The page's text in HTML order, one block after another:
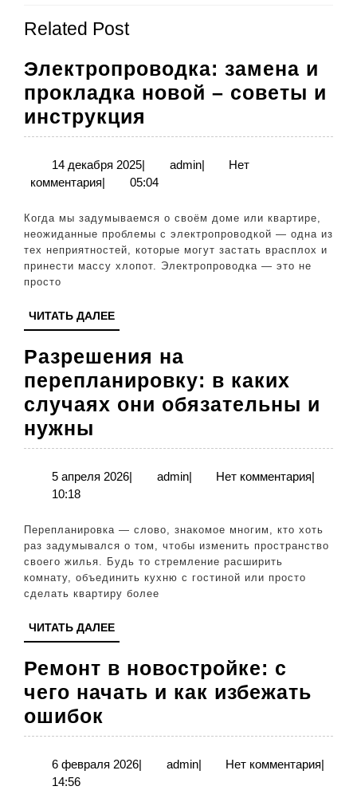
записям
запись:
Related Post
Электропроводка: замена и
прокладка новой – советы и
инструкция
замена
прокладка
новой
–
советы
14 декабря 202514
декабря
| adminadmin
|
Нет
комментария| 05:04
Когда мы задумываемся о своём доме или квартире,
неожиданные проблемы с электропроводкой — одна из
тех неприятностей, которые могут застать врасплох и
принести массу хлопот. Электропроводка — это не
просто
ЧИТАТЬ ДАЛЕЕЧИТАТЬ
ДАЛЕЕ
Разрешения на
перепланировку: в каких
случаях они обязательны и
нужны
на
перепланировку:
каких
случаях
они
обязательны
и
нужны
5 апреля 20265| adminadmin
| Нет комментария|
10:18
Перепланировка — слово, знакомое многим, кто хоть
раз задумывался о том, чтобы изменить пространство
своего жилья. Будь то стремление расширить
комнату, объединить кухню с гостиной или просто
сделать квартиру более
ЧИТАТЬ ДАЛЕЕЧИТАТЬ
ДАЛЕЕ
Ремонт в новостройке: с
чего начать и как избежать
ошибок
в
новостройке:
6 февраля 20266
| adminadmin
| Нет комментария
14:56